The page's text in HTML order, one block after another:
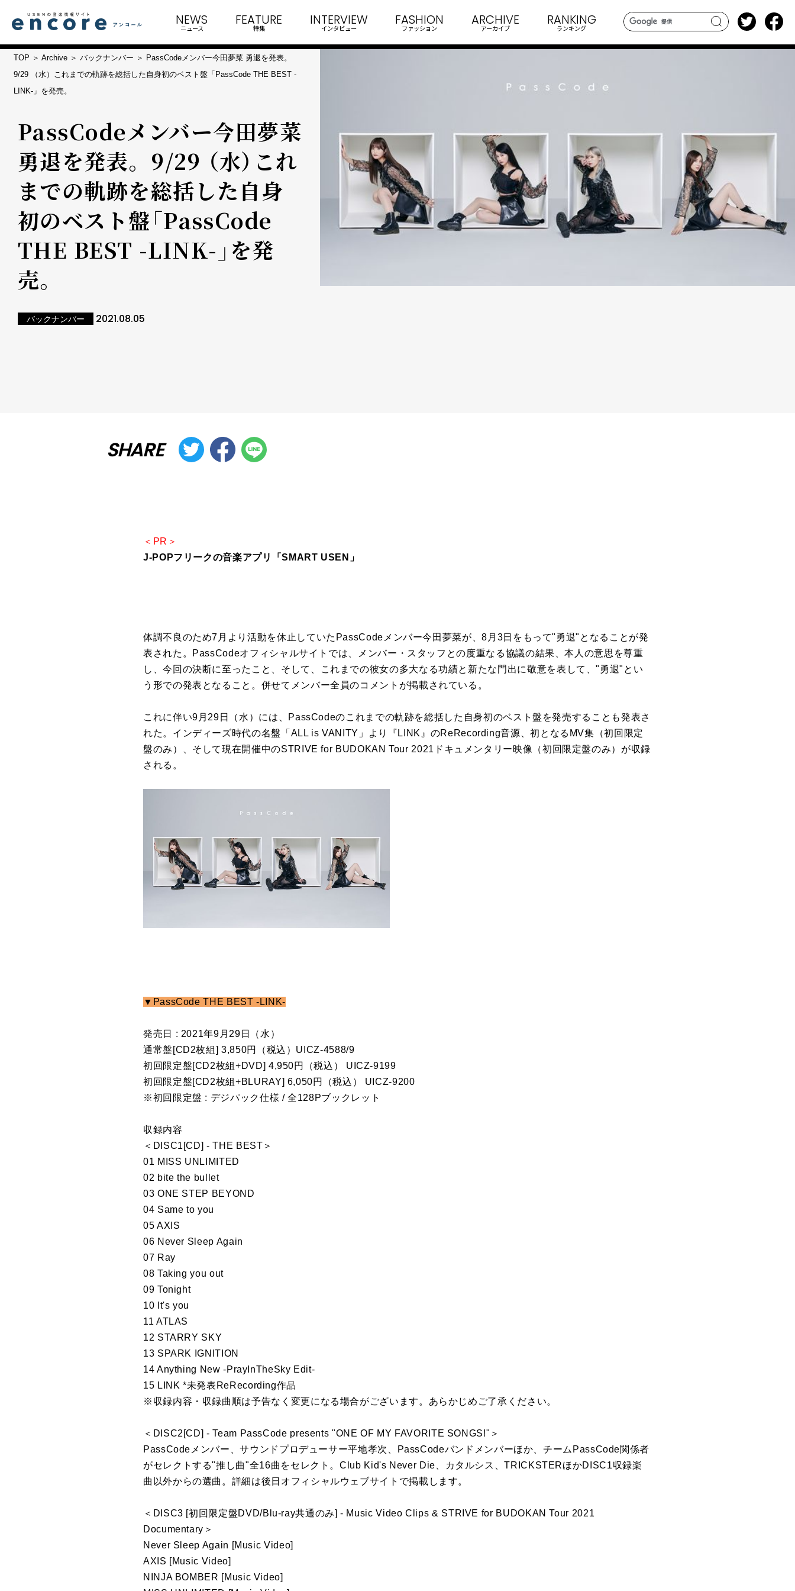
search
NEWS
ニュース
FEATURE
特集
INTERVIEW
インタビュー
FASHION
ファッション
ARCHIVE
アーカイブ
RANKING
ランキング
TOP Archive バックナンバー
PassCodeメンバー今田夢菜 勇退を発表。
9/29 （水）これまでの軌跡を総括した自身初のベスト盤「PassCode THE BEST -
LINK-」を発売。
PassCodeメンバー今田夢菜
勇退を発表。 9/29 （水）これ
までの軌跡を総括した自身
初のベスト盤「PassCode
THE BEST -LINK-」を発
売。
バックナンバー 2021.08.05
SHARE
＜PR＞
J-POPフリークの音楽アプリ「SMART USEN」
体調不良のため7月より活動を休止していたPassCodeメンバー今田夢菜が、8月3日をもって"勇退"となることが発
表された。PassCodeオフィシャルサイトでは、メンバー・スタッフとの度重なる協議の結果、本人の意思を尊重
し、今回の決断に至ったこと、そして、これまでの彼女の多大なる功績と新たな門出に敬意を表して、"勇退"とい
う形での発表となること。併せてメンバー全員のコメントが掲載されている。
これに伴い9月29日（水）には、PassCodeのこれまでの軌跡を総括した自身初のベスト盤を発売することも発表さ
れた。インディーズ時代の名盤「ALL is VANITY」より『LINK』のReRecording音源、初となるMV集（初回限定
盤のみ）、そして現在開催中のSTRIVE for BUDOKAN Tour 2021ドキュメンタリー映像（初回限定盤のみ）が収録
される。
▼PassCode THE BEST -LINK-
発売日 : 2021年9月29日（水）
通常盤[CD2枚組] 3,850円（税込）UICZ-4588/9
初回限定盤[CD2枚組+DVD] 4,950円（税込） UICZ-9199
初回限定盤[CD2枚組+BLURAY] 6,050円（税込） UICZ-9200
※初回限定盤 : デジパック仕様 / 全128Pブックレット
収録内容
＜DISC1[CD] - THE BEST＞
01 MISS UNLIMITED
02 bite the bullet
03 ONE STEP BEYOND
04 Same to you
05 AXIS
06 Never Sleep Again
07 Ray
08 Taking you out
09 Tonight
10 It's you
11 ATLAS
12 STARRY SKY
13 SPARK IGNITION
14 Anything New -PrayInTheSky Edit-
15 LINK *未発表ReRecording作品
※収録内容・収録曲順は予告なく変更になる場合がございます。あらかじめご了承ください。
＜DISC2[CD] - Team PassCode presents "ONE OF MY FAVORITE SONGS!"＞
PassCodeメンバー、サウンドプロデューサー平地孝次、PassCodeバンドメンバーほか、チームPassCode関係者
がセレクトする"推し曲"全16曲をセレクト。Club Kid's Never Die、カタルシス、TRICKSTERほかDISC1収録楽
曲以外からの選曲。詳細は後日オフィシャルウェブサイトで掲載します。
＜DISC3 [初回限定盤DVD/Blu-ray共通のみ] - Music Video Clips & STRIVE for BUDOKAN Tour 2021
Documentary＞
Never Sleep Again [Music Video]
AXIS [Music Video]
NINJA BOMBER [Music Video]